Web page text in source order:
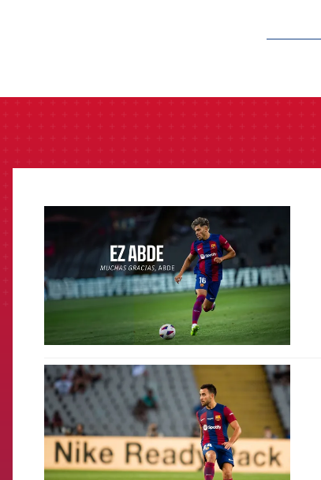
FCB Barcelona badge
FCB Barcelona badge